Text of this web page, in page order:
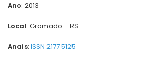
Ano: 2013
Local: Gramado – RS.
Anais:ISSN 2177 5125